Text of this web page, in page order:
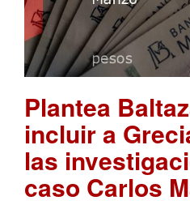
Plantea
incluir a
las
caso Carlos